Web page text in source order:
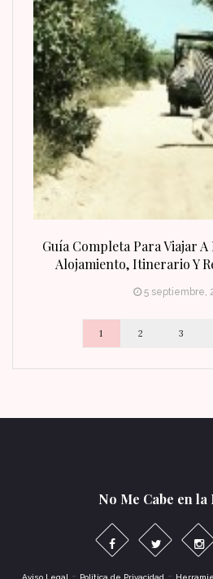
Guía Completa Para Viajar
Alojamiento, Itinerario Y
5 septiembre,
1 2 3
No Me Cabe en la
- -